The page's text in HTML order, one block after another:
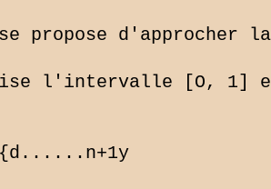
propose d'approcher
l'intervalle [O, 1]